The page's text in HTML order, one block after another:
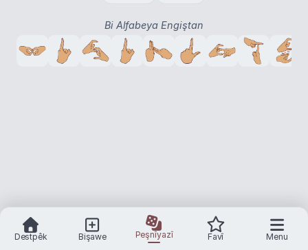
Bi Alfabeya Engiştan
Destpêk Bişawe Peşnîyazî Favî Menu